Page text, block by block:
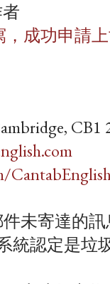
，成功申請
CB1
未寄達的訊
認定是垃